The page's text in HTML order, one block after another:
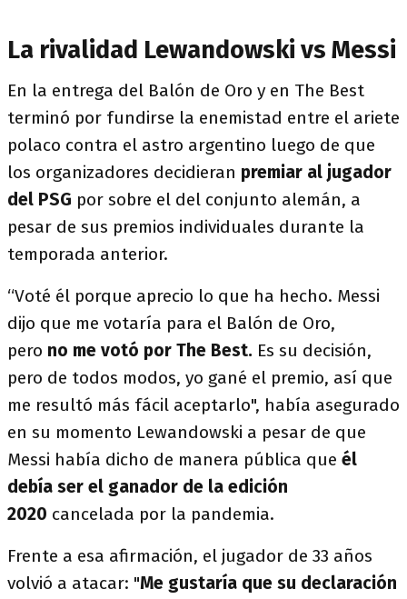
La rivalidad Lewandowski vs Messi
En la entrega del Balón de Oro y en The Best
terminó por fundirse la enemistad entre el ariete
polaco contra el astro argentino luego de que
los organizadores decidieran premiar al jugador
del PSG por sobre el del conjunto alemán, a
pesar de sus premios individuales durante la
temporada anterior.
“Voté él porque aprecio lo que ha hecho. Messi
dijo que me votaría para el Balón de Oro,
pero no me votó por The Best. Es su decisión,
pero de todos modos, yo gané el premio, así que
me resultó más fácil aceptarlo", había asegurado
en su momento Lewandowski a pesar de que
Messi había dicho de manera pública que él
debía ser el ganador de la edición
2020 cancelada por la pandemia.
Frente a esa afirmación, el jugador de 33 años
volvió a atacar: "Me gustaría que su declaración